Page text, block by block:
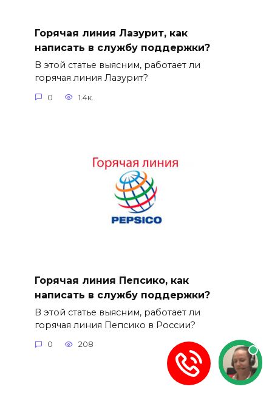
Горячая линия Лазурит, как
написать в службу поддержки?
В этой статье выясним, работает ли
горячая линия Лазурит?
0 1.4к.
Горячая линия Пепсико, как
написать в службу поддержки?
В этой статье выясним, работает ли
горячая линия Пепсико в России?
0 208